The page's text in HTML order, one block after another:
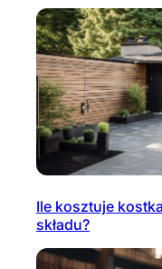
Ile kosztuje
składu?